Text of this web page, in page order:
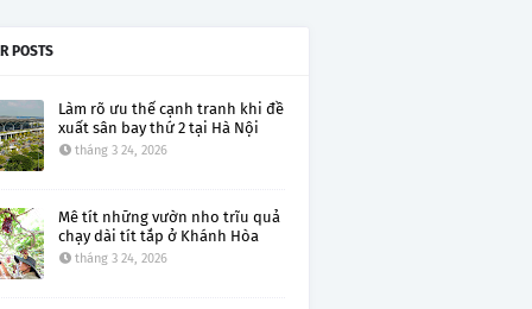
POSTS
Làm rõ ưu thế cạnh tranh khi đề
xuất sân bay thứ 2 tại Hà Nội
tháng 3 24, 2026
Mê tít những vườn nho trĩu quả
chạy dài tít tắp ở Khánh Hòa
tháng 3 24, 2026